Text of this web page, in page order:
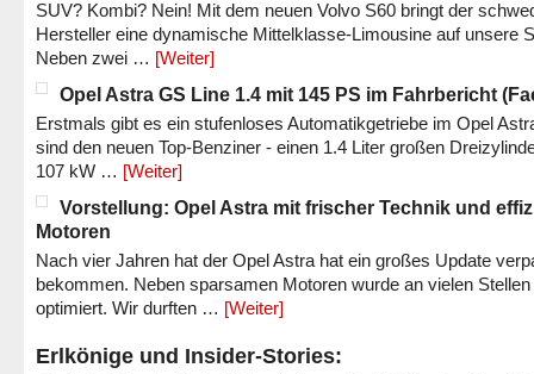
SUV? Kombi? Nein! Mit dem neuen Volvo S60 bringt der
Hersteller eine dynamische Mittelklasse-Limousine auf unsere
Neben zwei … [Weiter]
Opel Astra GS Line 1.4 mit 145 PS im Fahrbericht
Erstmals gibt es ein stufenloses Automatikgetriebe im Opel
sind den neuen Top-Benziner - einen 1.4 Liter großen
107 kW … [Weiter]
Vorstellung: Opel Astra mit frischer Technik und
Motoren
Nach vier Jahren hat der Opel Astra hat ein großes Update
bekommen. Neben sparsamen Motoren wurde an vielen Stellen
optimiert. Wir durften … [Weiter]
Erlkönige und Insider-Stories: